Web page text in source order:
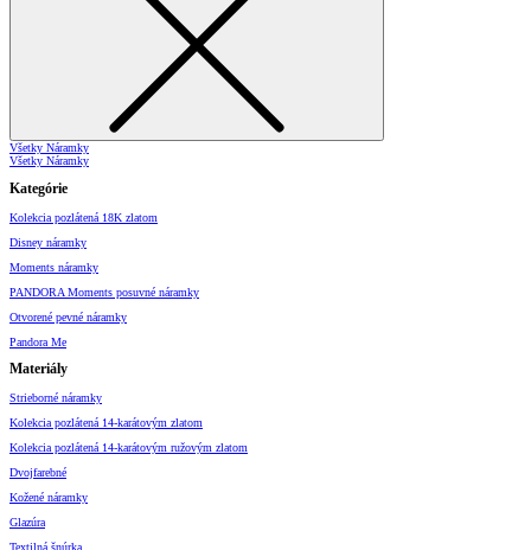
Všetky Náramky
Všetky Náramky
Kategórie
Kolekcia pozlátená 18K zlatom
Disney náramky
Moments náramky
PANDORA Moments posuvné náramky
Otvorené pevné náramky
Pandora Me
Materiály
Strieborné náramky
Kolekcia pozlátená 14-karátovým zlatom
Kolekcia pozlátená 14-karátovým ružovým zlatom
Dvojfarebné
Kožené náramky
Glazúra
Textilná šnúrka